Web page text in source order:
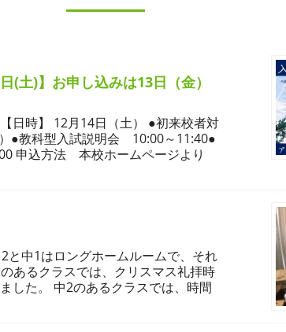
(土)】お申し込みは13日（金）
日時】 12月14日（土） ●初来校者対
●教科型入試説明会 10:00～11:40●
申込方法 本校ホームページより
と中1はロングホームルームで、それ
あるクラスでは、クリスマス礼拝時
した。 中2のあるクラスでは、時間